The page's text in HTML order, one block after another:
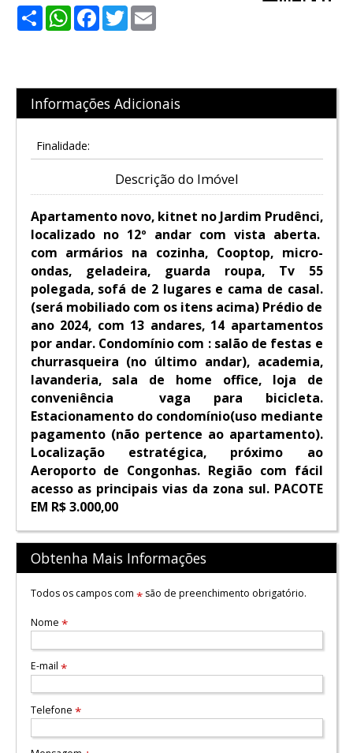
ShareWhatsApp
Facebook
Twitter
Informações Adicionais
Finalidade:
Descrição do Imóvel
Apartamento novo, kitnet no Jardim Prudênci,
localizado no 12º andar com vista aberta.
com armários na cozinha, Cooptop, micro-
ondas, geladeira, guarda roupa, Tv 55
polegada, sofá de 2 lugares e cama de casal.
(será mobiliado com os itens acima) Prédio de
ano 2024, com 13 andares, 14 apartamentos
por andar. Condomínio com : salão de festas e
churrasqueira (no último andar), academia,
lavanderia, sala de home office, loja de
conveniência vaga para bicicleta.
Estacionamento do condomínio(uso mediante
pagamento (não pertence ao apartamento).
Localização estratégica, próximo ao
Aeroporto de Congonhas. Região com fácil
acesso as principais vias da zona sul. PACOTE
EM R$ 3.000,00
Obtenha Mais Informações
Todos os campos com *são de preenchimento obrigatório.
Nome *
E-mail *
Telefone *